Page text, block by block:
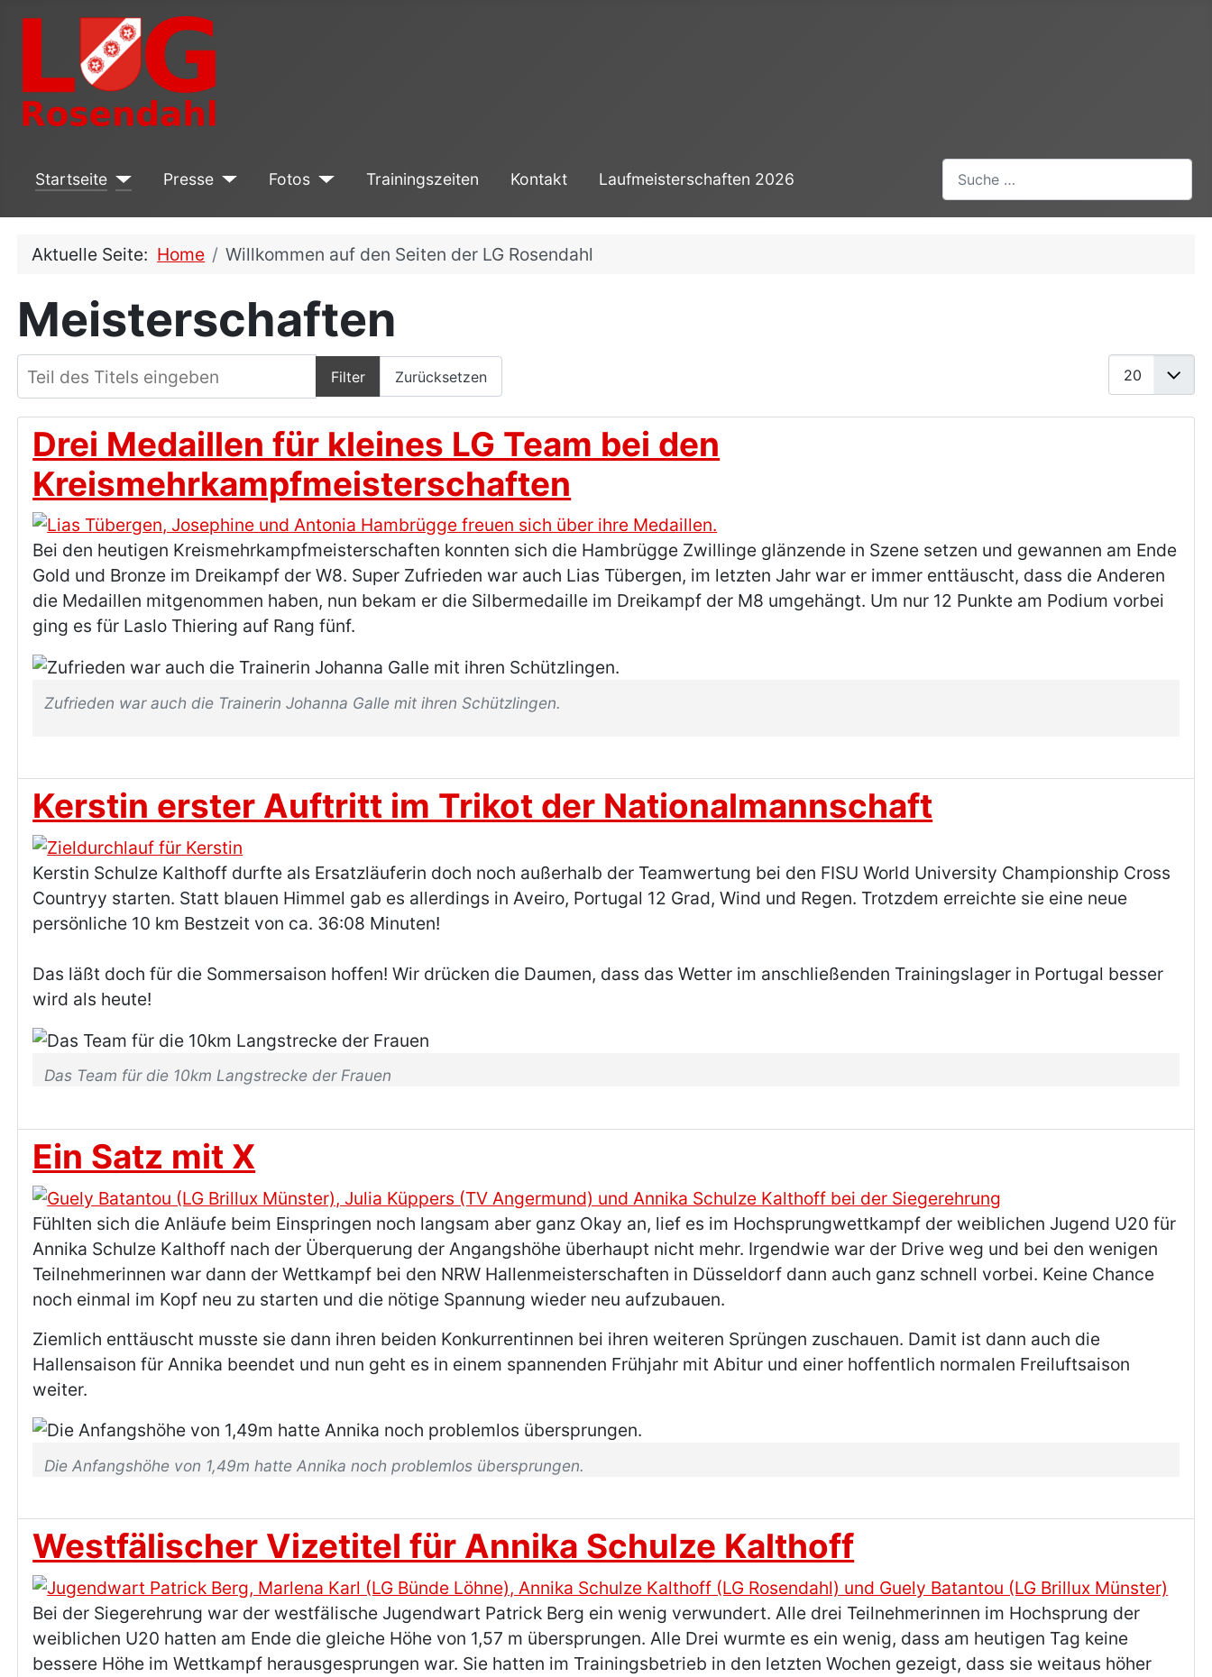
Startseite Presse Fotos Trainingszeiten Kontakt Laufmeisterschaften 2026 Suchen
Aktuelle Seite: Home Willkommen auf den Seiten der LG Rosendahl
Meisterschaften
Teil des Titels eingeben Filter Zurücksetzen Anzeige #
Drei Medaillen für kleines LG Team bei den
Kreismehrkampfmeisterschaften
Bei den heutigen Kreismehrkampfmeisterschaften konnten sich die Hambrügge Zwillinge glänzende in Szene setzen und gewannen am Ende
Gold und Bronze im Dreikampf der W8. Super Zufrieden war auch Lias Tübergen, im letzten Jahr war er immer enttäuscht, dass die Anderen
die Medaillen mitgenommen haben, nun bekam er die Silbermedaille im Dreikampf der M8 umgehängt. Um nur 12 Punkte am Podium vorbei
ging es für Laslo Thiering auf Rang fünf.
Zufrieden war auch die Trainerin Johanna Galle mit ihren Schützlingen.
Kerstin erster Auftritt im Trikot der Nationalmannschaft
Kerstin Schulze Kalthoff durfte als Ersatzläuferin doch noch außerhalb der Teamwertung bei den FISU World University Championship Cross
Countryy starten. Statt blauen Himmel gab es allerdings in Aveiro, Portugal 12 Grad, Wind und Regen. Trotzdem erreichte sie eine neue
persönliche 10 km Bestzeit von ca. 36:08 Minuten!
Das läßt doch für die Sommersaison hoffen! Wir drücken die Daumen, dass das Wetter im anschließenden Trainingslager in Portugal besser
wird als heute!
Das Team für die 10km Langstrecke der Frauen
Ein Satz mit X
Fühlten sich die Anläufe beim Einspringen noch langsam aber ganz Okay an, lief es im Hochsprungwettkampf der weiblichen Jugend U20 für
Annika Schulze Kalthoff nach der Überquerung der Angangshöhe überhaupt nicht mehr. Irgendwie war der Drive weg und bei den wenigen
Teilnehmerinnen war dann der Wettkampf bei den NRW Hallenmeisterschaften in Düsseldorf dann auch ganz schnell vorbei. Keine Chance
noch einmal im Kopf neu zu starten und die nötige Spannung wieder neu aufzubauen.
Ziemlich enttäuscht musste sie dann ihren beiden Konkurrentinnen bei ihren weiteren Sprüngen zuschauen. Damit ist dann auch die
Hallensaison für Annika beendet und nun geht es in einem spannenden Frühjahr mit Abitur und einer hoffentlich normalen Freiluftsaison
weiter.
Die Anfangshöhe von 1,49m hatte Annika noch problemlos übersprungen.
Westfälischer Vizetitel für Annika Schulze Kalthoff
Bei der Siegerehrung war der westfälische Jugendwart Patrick Berg ein wenig verwundert. Alle drei Teilnehmerinnen im Hochsprung der
weiblichen U20 hatten am Ende die gleiche Höhe von 1,57 m übersprungen. Alle Drei wurmte es ein wenig, dass am heutigen Tag keine
bessere Höhe im Wettkampf herausgesprungen war. Sie hatten im Trainingsbetrieb in den letzten Wochen gezeigt, dass sie weitaus höher